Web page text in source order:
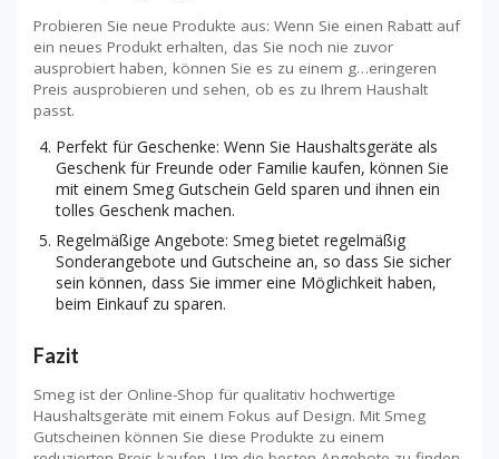
Probieren Sie neue Produkte aus: Wenn Sie einen Rabatt auf
ein neues Produkt erhalten, das Sie noch nie zuvor
ausprobiert haben, können Sie es zu einem g…eringeren
Preis ausprobieren und sehen, ob es zu Ihrem Haushalt
passt.
Perfekt für Geschenke: Wenn Sie Haushaltsgeräte als
Geschenk für Freunde oder Familie kaufen, können Sie
mit einem Smeg Gutschein Geld sparen und ihnen ein
tolles Geschenk machen.
Regelmäßige Angebote: Smeg bietet regelmäßig
Sonderangebote und Gutscheine an, so dass Sie sicher
sein können, dass Sie immer eine Möglichkeit haben,
beim Einkauf zu sparen.
Fazit
Smeg ist der Online-Shop für qualitativ hochwertige
Haushaltsgeräte mit einem Fokus auf Design. Mit Smeg
Gutscheinen können Sie diese Produkte zu einem